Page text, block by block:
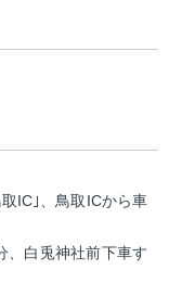
IC｣、鳥取ICから車
、白兎神社前下車す